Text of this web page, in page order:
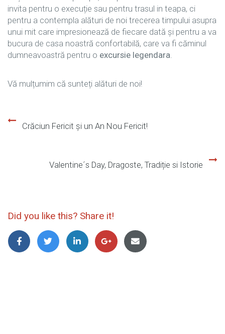
invita pentru o execuție sau pentru trasul in teapa, ci
pentru a contempla alături de noi trecerea timpului asupra
unui mit care impresionează de fiecare dată și pentru a va
bucura de casa noastră confortabilă, care va fi căminul
dumneavoastră pentru o excursie legendara.
Vă mulțumim că sunteți alături de noi!
Navigare
Crăciun Fericit și un An Nou Fericit!
Valentine´s Day, Dragoste, Tradiție si Istorie
Did you like this? Share it!